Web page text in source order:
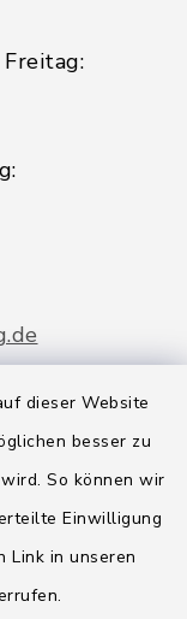
dieser Website
besser zu
So können wir
Einwilligung
Link in unseren